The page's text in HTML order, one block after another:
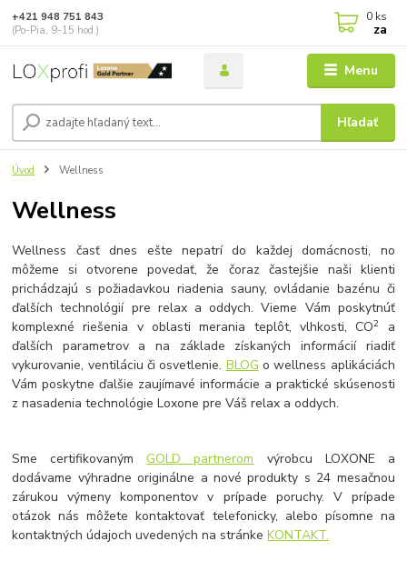
Menu
Hľadať
+421 948 751 843
(Po-Pia, 9-15 hod.)
0 ks
za
Úvod Wellness
Wellness
Wellness časť dnes ešte nepatrí do každej domácnosti, no
môžeme si otvorene povedať, že čoraz častejšie naši klienti
prichádzajú s požiadavkou riadenia sauny, ovládanie bazénu či
ďalších technológií pre relax a oddych. Vieme Vám poskytnúť
komplexné riešenia v oblasti merania teplôt, vlhkosti, CO2
a
ďalších parametrov a na základe získaných informácií riadiť
vykurovanie, ventiláciu či osvetlenie. BLOG o wellness aplikáciách
Vám poskytne ďalšie zaujímavé informácie a praktické skúsenosti
z nasadenia technológie Loxone pre Váš relax a oddych.
Sme certifikovaným GOLD partnerom výrobcu LOXONE a
dodávame výhradne originálne a nové produkty s 24 mesačnou
zárukou výmeny komponentov v prípade poruchy. V prípade
otázok nás môžete kontaktovať telefonicky, alebo písomne na
kontaktných údajoch uvedených na stránkeKONTAKT.